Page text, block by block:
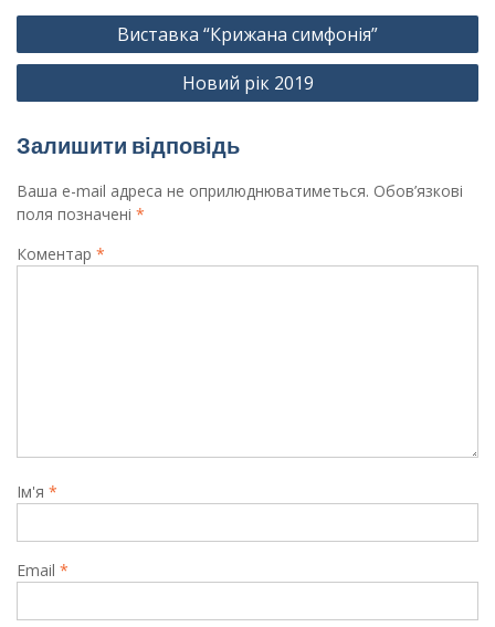
Навігація
записів
Виставка “Крижана симфонія”
Новий рік 2019
Залишити відповідь
Ваша e-mail адреса не оприлюднюватиметься. Обов’язкові
поля позначені *
Коментар *
Ім'я *
Email *